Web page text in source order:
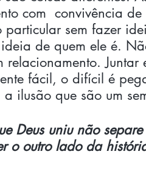
com  convivência
particular sem fazer
de quem ele é.
relacionamento.
fácil, o difícil é
ilusão que são um
Deus uniu não
o outro lado da